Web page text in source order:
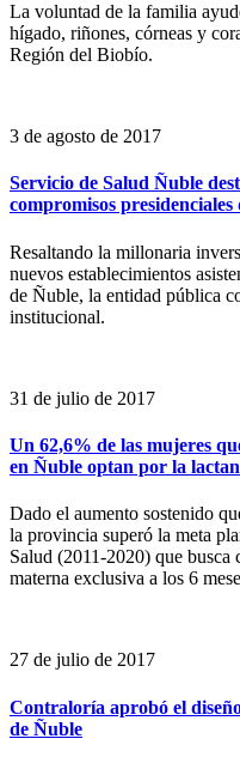
La voluntad de la familia
hígado, riñones, córneas y
Región del Biobío.
3 de agosto de 2017
Servicio de Salud Ñuble
compromisos
Resaltando la millonaria
nuevos establecimientos
de Ñuble, la entidad pública
institucional.
31 de julio de 2017
Un 62,6% de las mujeres
en Ñuble optan por la
Dado el aumento sostenido
la provincia superó la meta
Salud (2011-2020) que busca
materna exclusiva a los 6
27 de julio de 2017
Contraloría aprobó el
de Ñuble